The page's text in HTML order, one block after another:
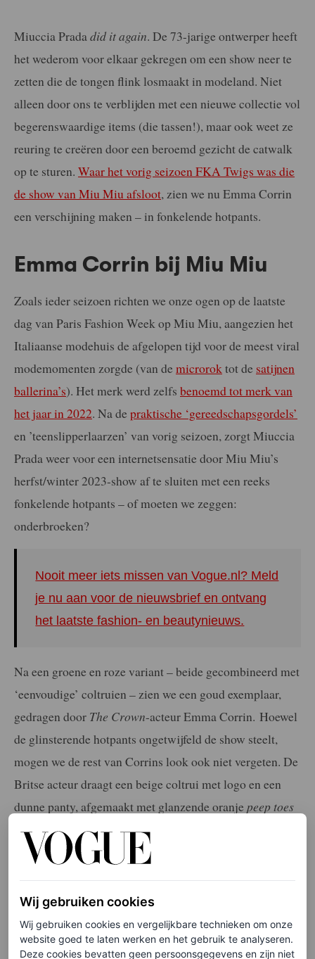
Miuccia Prada did it again. De 73-jarige ontwerper heeft
het wederom voor elkaar gekregen om een show neer te
zetten die de tongen flink losmaakt in modeland. Niet
alleen door ons te verblijden met een nieuwe collectie vol
begerenswaardige items (die tassen!), maar ook weet ze
reuring te creëren door een beroemd gezicht de catwalk
op te sturen. Waar het vorig seizoen FKA Twigs was die
de show van Miu Miu afsloot, zien we nu Emma Corrin
een verschijning maken – in fonkelende hotpants.
Emma Corrin bij Miu Miu
Zoals ieder seizoen richten we onze ogen op de laatste
dag van Paris Fashion Week op Miu Miu, aangezien het
Italiaanse modehuis de afgelopen tijd voor de meest viral
modemomenten zorgde (van de microrok tot de satijnen
ballerina’s). Het merk werd zelfs benoemd tot merk van
het jaar in 2022. Na de praktische ‘gereedschapsgordels’
en ’teenslipperlaarzen’ van vorig seizoen, zorgt Miuccia
Prada weer voor een internetsensatie door Miu Miu’s
herfst/winter 2023-show af te sluiten met een reeks
fonkelende hotpants – of moeten we zeggen:
onderbroeken?
Nooit meer iets missen van Vogue.nl? Meld
je nu aan voor de nieuwsbrief en ontvang
het laatste fashion- en beautynieuws.
Na een groene en roze variant – beide gecombineerd met
‘eenvoudige’ coltruien – zien we een goud exemplaar,
gedragen door The Crown-acteur Emma Corrin. Hoewel
de glinsterende hotpants ongetwijfeld de show steelt,
mogen we de rest van Corrins look ook niet vergeten. De
Britse acteur draagt een beige coltrui met logo en een
dunne panty, afgemaakt met glanzende oranjepeep toes
en een zwarte leren handtas.
Wij gebruiken cookies
Wij gebruiken cookies en vergelijkbare technieken om onze
website goed te laten werken en het gebruik te analyseren.
Deze cookies bevatten geen persoonsgegevens en zijn niet